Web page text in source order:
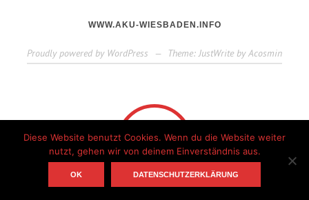
WWW.AKU-WIESBADEN.INFO
Proudly powered by WordPress — Theme: JustWrite by Acosmin
Diese Website benutzt Cookies. Wenn du die Website weiter
nutzt, gehen wir von deinem Einverständnis aus.
OK DATENSCHUTZERKLÄRUNG